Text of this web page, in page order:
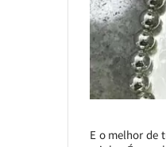
E o melhor de